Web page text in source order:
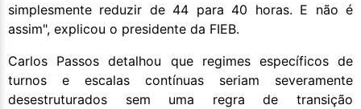
simplesmente reduzir de 44 para 40 horas. E não é
assim", explicou o presidente da FIEB.
Carlos Passos detalhou que regimes específicos de
turnos e escalas contínuas seriam severamente
desestruturados sem uma regra de transição